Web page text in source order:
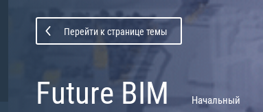
Перейти к странице темы
Future BIM Начальный